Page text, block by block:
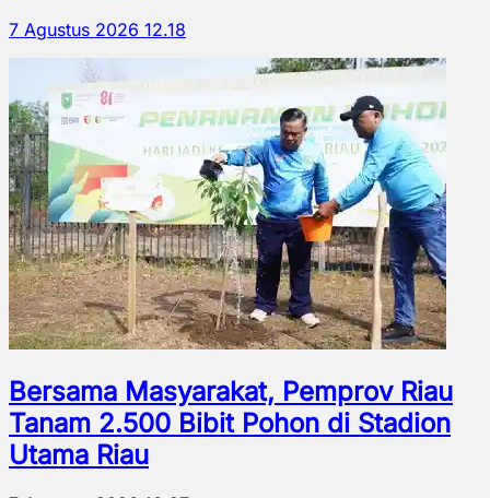
7 Agustus 2026 12.18
Bersama Masyarakat, Pemprov Riau
Tanam 2.500 Bibit Pohon di Stadion
Utama Riau